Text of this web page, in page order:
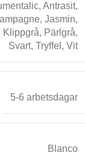
, Antrasit,
, Jasmin,
Klippgrå, Pärlgrå,
Svart, Tryffel , Vit
5-6 arbetsdagar
Blanco